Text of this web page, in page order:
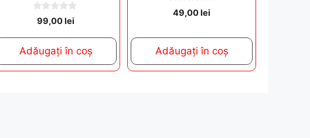
0
o
o
5
99,00lei
Adăugați în coș
o
f
49,00lei
Adăugați în coș